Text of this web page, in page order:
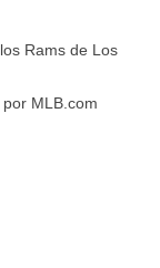
Rams de Los
MLB.com